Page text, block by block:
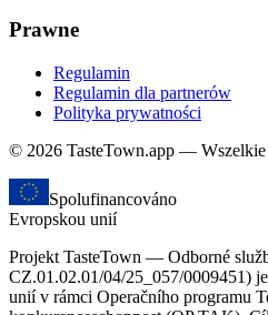
Prawne
Regulamin
Regulamin dla partnerów
Polityka prywatności
© 2026 TasteTown.app — Wszelkie
Spolufinancováno
Evropskou unií
Projekt TasteTown — Odborné
CZ.01.02.01/04/25_057/0009451)
unií v rámci Operačního programu